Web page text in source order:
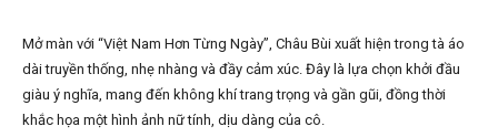
Mở màn với “Việt Nam Hơn Từng Ngày”, Châu Bùi xuất hiện trong tà áo
dài truyền thống, nhẹ nhàng và đầy cảm xúc. Đây là lựa chọn khởi đầu
giàu ý nghĩa, mang đến không khí trang trọng và gần gũi, đồng thời
khắc họa một hình ảnh nữ tính, dịu dàng của cô.